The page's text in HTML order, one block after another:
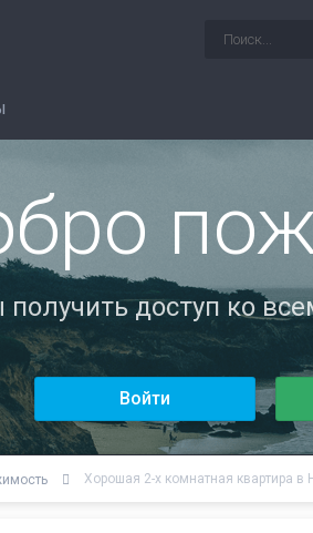
получить доступ ко
Войти
Хорошая 2-х комнатная квартира